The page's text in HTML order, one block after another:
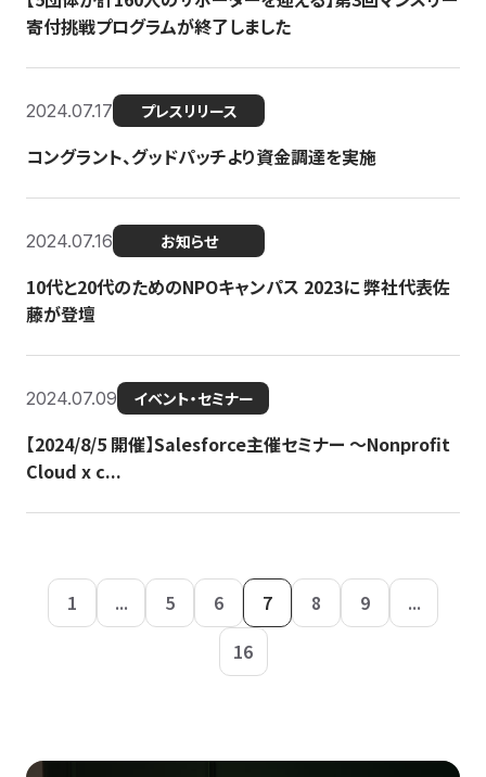
寄付挑戦プログラムが終了しました
2024.07.17 プレスリリース
コングラント、グッドパッチより資金調達を実施
2024.07.16 お知らせ
10代と20代のためのNPOキャンパス 2023に 弊社代表佐
藤が登壇
2024.07.09 イベント・セミナー
【2024/8/5 開催】Salesforce主催セミナー 〜Nonprofit
Cloud x c...
1 ... 5 6 7 8 9
...
16